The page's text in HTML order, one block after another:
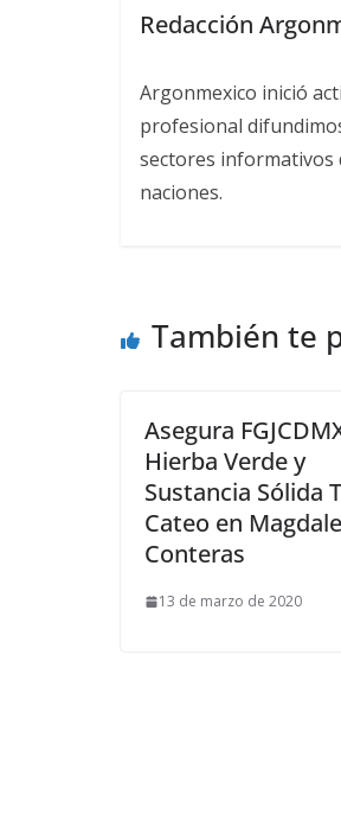
Redacción
Argonmexico inició
profesional
sectores informativos
naciones.
También te
Asegura
Hierba Verde y
Sustancia Sólida
Cateo en
Conteras
13 de marzo de 2020